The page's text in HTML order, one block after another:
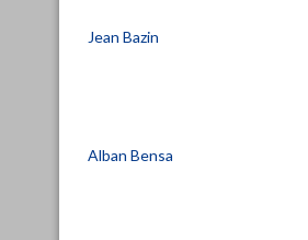
Jean Bazin
Alban Bensa